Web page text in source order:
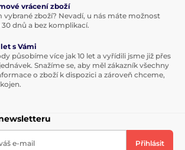
vrácení zboží
vybrané zboží? Nevadí, u nás máte možnost
dnů a bez komplikací.
s Vámi
působíme více jak 10 let a vyřídili jsme již přes
Snažíme se, aby měl zákazník všechny
o zboží k dispozici a zároveň chceme,
e-mail Přihlásit